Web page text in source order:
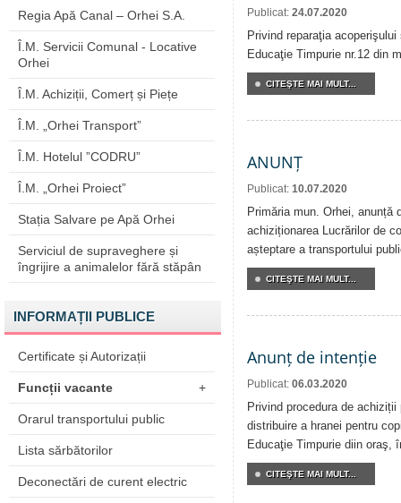
Regia Apă Canal – Orhei S.A.
Î.M. Servicii Comunal - Locative
Orhei
Î.M. Achiziții, Comerț și Piețe
Î.M. „Orhei Transport”
Î.M. Hotelul ”CODRU”
Î.M. „Orhei Proiect”
Stația Salvare pe Apă Orhei
Serviciul de supraveghere și
îngrijire a animalelor fără stăpân
INFORMAȚII PUBLICE
Certificate și Autorizații
Funcții vacante +
Orarul transportului public
Lista sărbătorilor
Deconectări de curent electric
Publicat: 24.07.2020
Privind reparaţia
Educaţie Timpurie nr.12 din
CITEŞTE MAI MULT...
ANUNȚ
Publicat: 10.07.2020
Primăria mun. Orhei, anunță
achiziționarea Lucrărilor de
așteptare a transportului
CITEŞTE MAI MULT...
Anunț de intenție
Publicat: 06.03.2020
Privind procedura de
distribuire a hranei pentru
Educaţie Timpurie diin oraş,
CITEŞTE MAI MULT...